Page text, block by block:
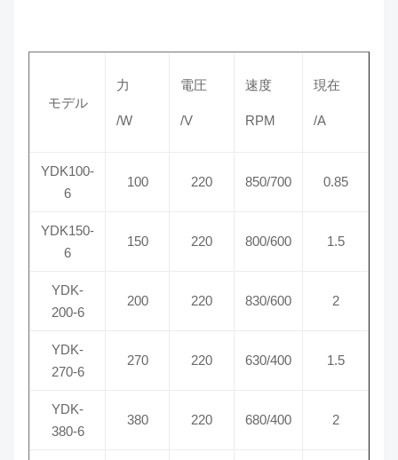
モデル
力
/W
電圧
/V
速度
RPM
現在
/A
YDK100-
6
100 220 850/700 0.85
YDK150-
6
150 220 800/600 1.5
YDK-
200-6
200 220 830/600 2
YDK-
270-6
270 220 630/400 1.5
YDK-
380-6
380 220 680/400 2